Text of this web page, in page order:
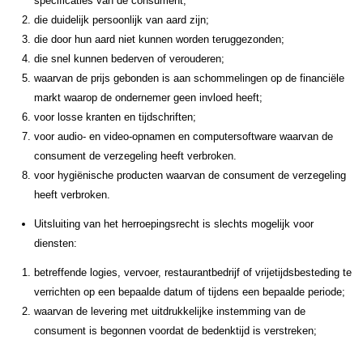
die duidelijk persoonlijk van aard zijn;
die door hun aard niet kunnen worden teruggezonden;
die snel kunnen bederven of verouderen;
waarvan de prijs gebonden is aan schommelingen op de financiële
markt waarop de ondernemer geen invloed heeft;
voor losse kranten en tijdschriften;
voor audio- en video-opnamen en computersoftware waarvan de
consument de verzegeling heeft verbroken.
voor hygiënische producten waarvan de consument de verzegeling
heeft verbroken.
Uitsluiting van het herroepingsrecht is slechts mogelijk voor
diensten:
betreffende logies, vervoer, restaurantbedrijf of vrijetijdsbesteding te
verrichten op een bepaalde datum of tijdens een bepaalde periode;
waarvan de levering met uitdrukkelijke instemming van de
consument is begonnen voordat de bedenktijd is verstreken;